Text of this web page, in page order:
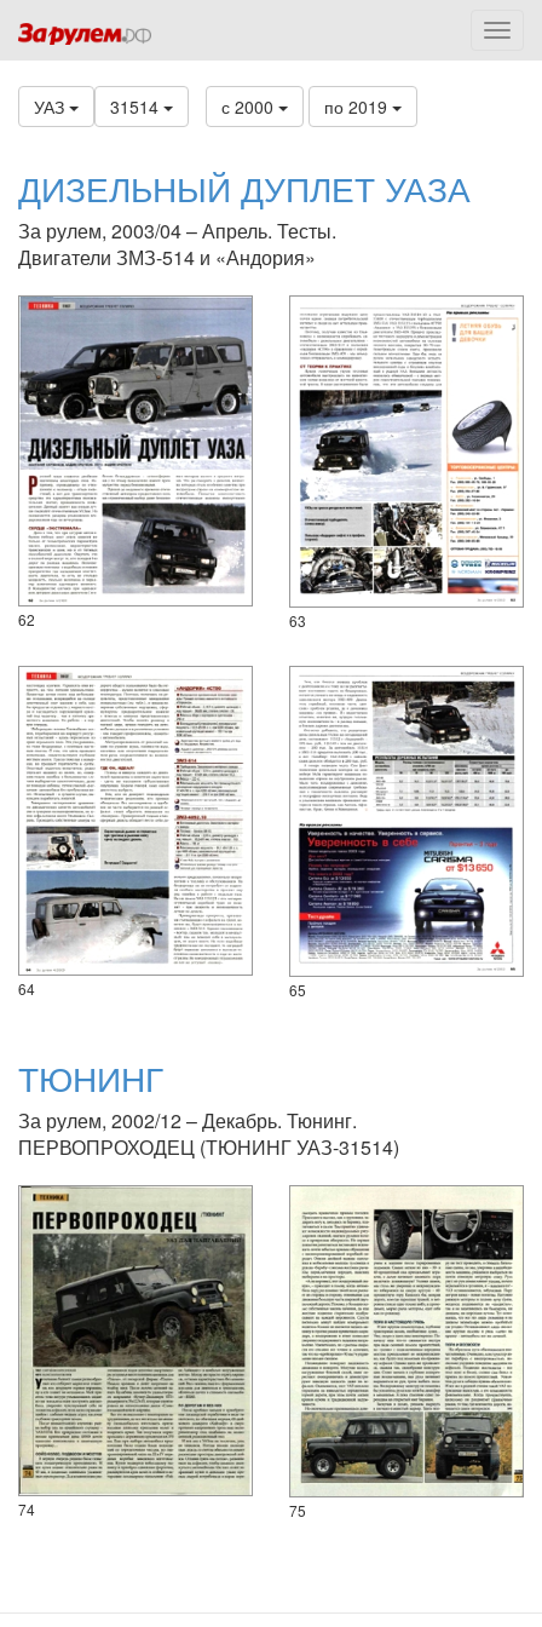
УАЗ 31514 с 2000 по 2019
ДИЗЕЛЬНЫЙ ДУПЛЕТ УАЗА
За рулем, 2003/04 – Апрель. Тесты.
Двигатели ЗМЗ-514 и «Андория»
62 63
64 65
ТЮНИНГ
За рулем, 2002/12 – Декабрь. Тюнинг.
ПЕРВОПРОХОДЕЦ (ТЮНИНГ УАЗ-31514)
74 75